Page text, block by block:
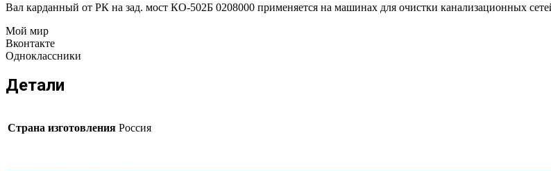
Вал карданный от РК на зад. мост КО-502Б 0208000 применяется на машинах для очистки канализационных
Мой мир
Вконтакте
Одноклассники
Детали
Страна изготовления Россия